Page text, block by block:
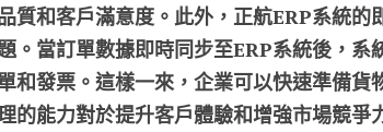
質和客戶滿意度。此外，正航ERP系統的
。當訂單數據即時同步至ERP系統後，系
和發票。這樣一來，企業可以快速準備貨
的能力對於提升客戶體驗和增強市場競爭